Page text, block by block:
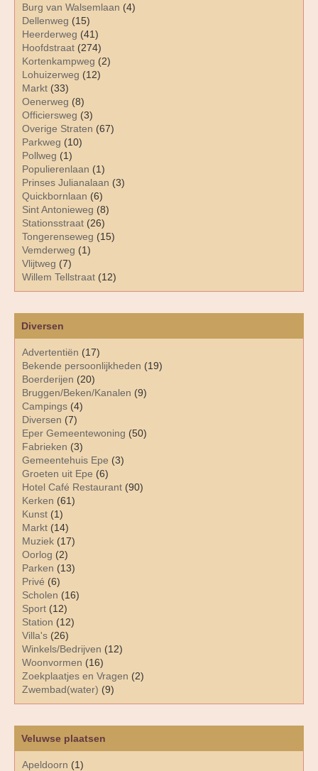
Diversen
Advertentiën (17)
Bekende persoonlijkheden (19)
Boerderijen (20)
Bruggen/Beken/Kanalen (9)
Campings (4)
Diversen (7)
Eper Gemeentewoning (50)
Fabrieken (3)
Gemeentehuis Epe (3)
Groeten uit Epe (6)
Hotel Café Restaurant (90)
Kerken (61)
Kunst (1)
Markt (14)
Muziek (17)
Oorlog (2)
Parken (13)
Privé (6)
Scholen (16)
Sport (12)
Station (12)
Villa's (26)
Winkels/Bedrijven (12)
Woonvormen (16)
Zoekplaatjes en Vragen (2)
Zwembad(water) (9)
Burg van Walsemlaan (4)
Dellenweg (15)
Heerderweg (41)
Hoofdstraat (274)
Kortenkampweg (2)
Lohuizerweg (12)
Markt (33)
Oenerweg (8)
Officiersweg (3)
Overige Straten (67)
Parkweg (10)
Pollweg (1)
Populierenlaan (1)
Prinses Julianalaan (3)
Quickbornlaan (6)
Sint Antonieweg (8)
Stationsstraat (26)
Tongerenseweg (15)
Vemderweg (1)
Vlijtweg (7)
Willem Tellstraat (12)
Veluwse plaatsen
Apeldoorn (1)